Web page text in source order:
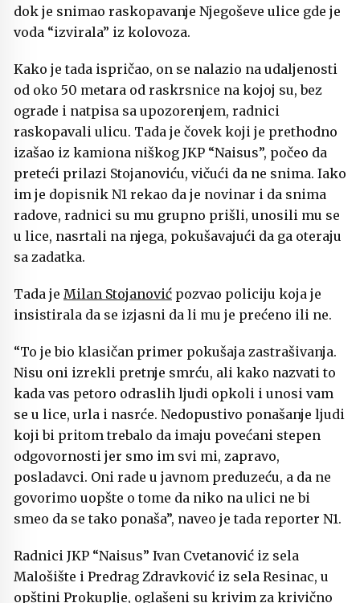
dok je snimao raskopavanje Njegoševe ulice gde je
voda “izvirala” iz kolovoza.
Kako je tada ispričao, on se nalazio na udaljenosti
od oko 50 metara od raskrsnice na kojoj su, bez
ograde i natpisa sa upozorenjem, radnici
raskopavali ulicu. Tada je čovek koji je prethodno
izašao iz kamiona niškog JKP “Naisus”, počeo da
preteći prilazi Stojanoviću, vičući da ne snima. Iako
im je dopisnik N1 rekao da je novinar i da snima
radove, radnici su mu grupno prišli, unosili mu se
u lice, nasrtali na njega, pokušavajući da ga oteraju
sa zadatka.
Tada je Milan Stojanović pozvao policiju koja je
insistirala da se izjasni da li mu je prećeno ili ne.
“To je bio klasičan primer pokušaja zastrašivanja.
Nisu oni izrekli pretnje smrću, ali kako nazvati to
kada vas petoro odraslih ljudi opkoli i unosi vam
se u lice, urla i nasrće. Nedopustivo ponašanje ljudi
koji bi pritom trebalo da imaju povećani stepen
odgovornosti jer smo im svi mi, zapravo,
posladavci. Oni rade u javnom preduzeću, a da ne
govorimo uopšte o tome da niko na ulici ne bi
smeo da se tako ponaša”, naveo je tada reporter N1.
Radnici JKP “Naisus” Ivan Cvetanović iz sela
Malošište i Predrag Zdravković iz sela Resinac, u
opštini Prokuplje, oglašeni su krivim za krivično